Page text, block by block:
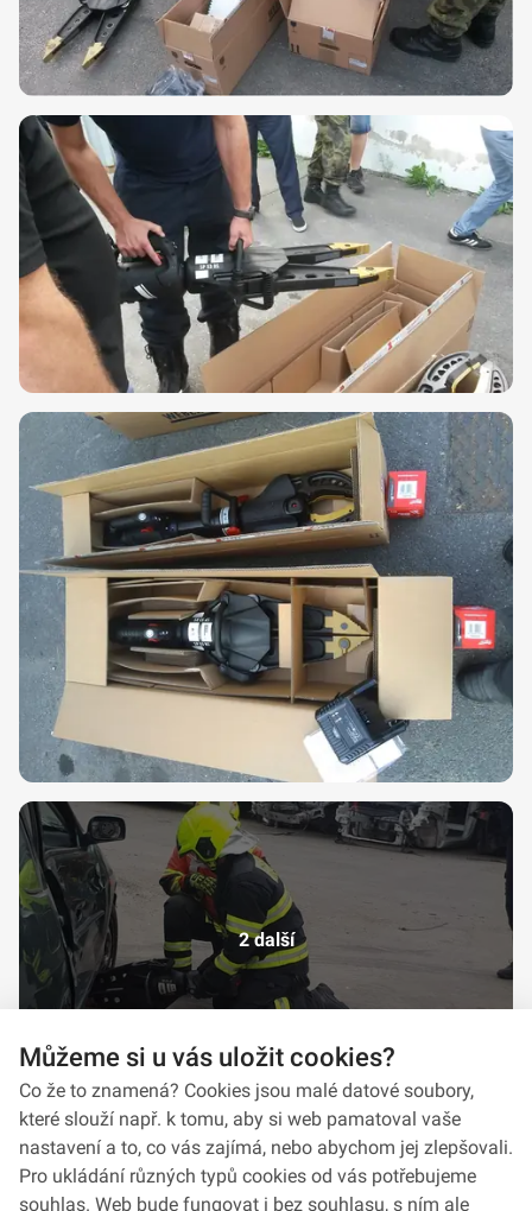
2 další
Můžeme si u vás uložit cookies?
Co že to znamená? Cookies jsou malé datové soubory,
které slouží např. k tomu, aby si web pamatoval vaše
nastavení a to, co vás zajímá, nebo abychom jej zlepšovali.
Pro ukládání různých typů cookies od vás potřebujeme
souhlas. Web bude fungovat i bez souhlasu, s ním ale